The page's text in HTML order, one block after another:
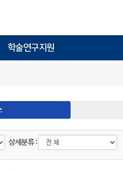
학술연구지원
상세분류 :